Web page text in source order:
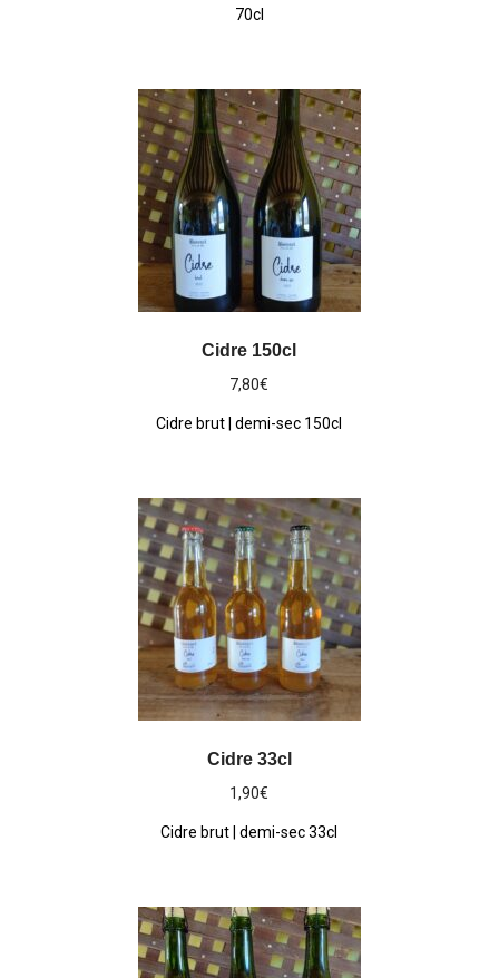
70cl
Cidre 150cl
7,80€
Cidre brut | demi-sec 150cl
Cidre 33cl
1,90€
Cidre brut | demi-sec 33cl